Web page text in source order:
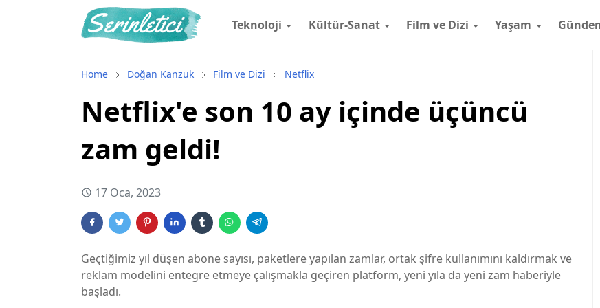
Teknoloji Kültür-Sanat Film ve Dizi Yaşam
Home Doğan Kanzuk Film ve Dizi Netflix
Netflix'e son 10 ay içinde üçüncü
zam geldi!
17 Oca, 2023
Geçtiğimiz yıl düşen abone sayısı, paketlere yapılan zamlar, ortak şifre kullanımını kaldırmak ve
reklam modelini entegre etmeye çalışmakla geçiren platform, yeni yıla da yeni zam haberiyle
başladı.